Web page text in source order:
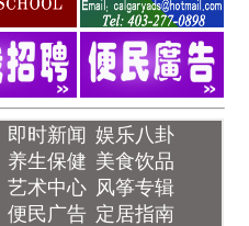
即时新闻 娱乐八卦
养生保健 美食饮品
艺术中心 风筝专辑
便民广告 定居指南